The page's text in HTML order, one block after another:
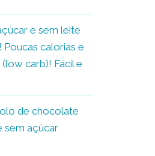
e sem leite
calorias e
carb)! Fácil e
de chocolate
sem açúcar